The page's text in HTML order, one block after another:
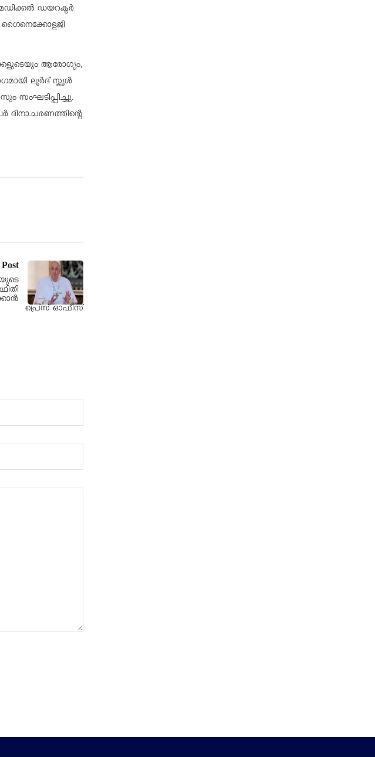
ഡയറക്ടർ
ആരോഗ്യം,
ലൂർദ് സ്കൂൾ
സംഘടിപ്പിച്ചു.
പ്രെസ് ഓഫീസ്